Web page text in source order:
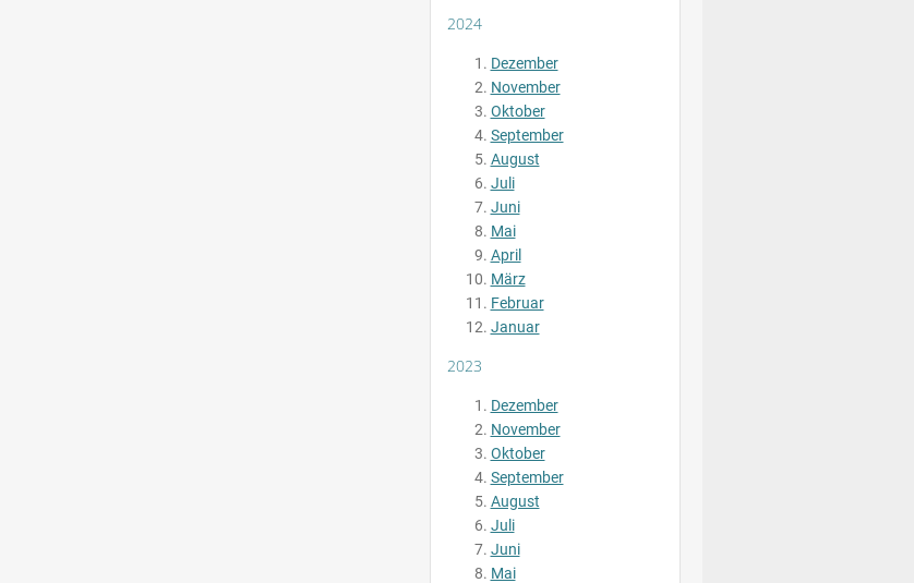
2024
Dezember
November
Oktober
September
August
Juli
Juni
Mai
April
März
Februar
Januar
2023
Dezember
November
Oktober
September
August
Juli
Juni
Mai